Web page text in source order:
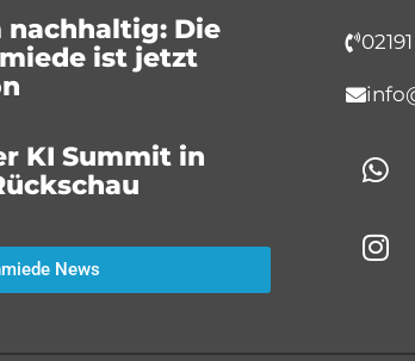
nachhaltig: Die
ist jetzt
KI Summit in
News